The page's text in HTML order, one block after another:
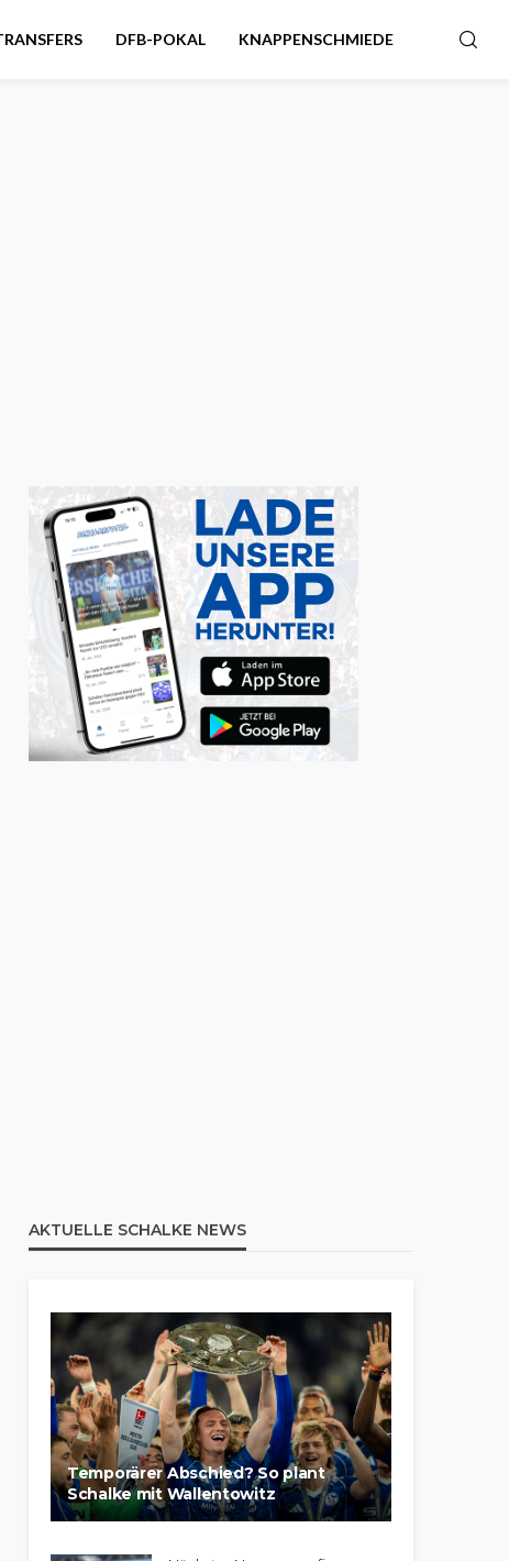
DFB-POKAL KNAPPENSCHMIEDE
AKTUELLE SCHALKE NEWS
Temporärer Abschied? So plant
Schalke mit Wallentowitz